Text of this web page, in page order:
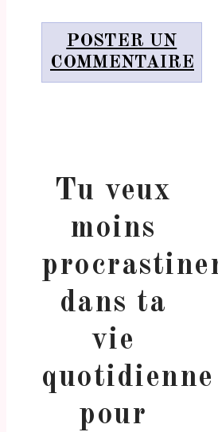
POSTER UN
COMMENTAIRE
Tu veux
moins
dans ta
vie
quotidienne
pour